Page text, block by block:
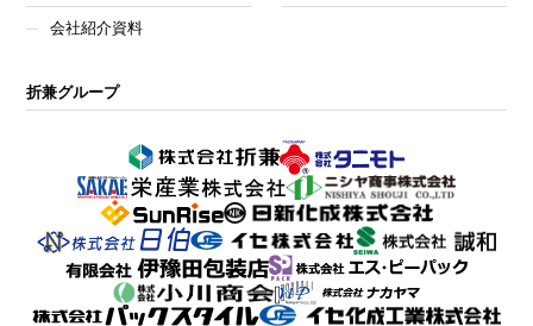
会社紹介資料
折兼グループ